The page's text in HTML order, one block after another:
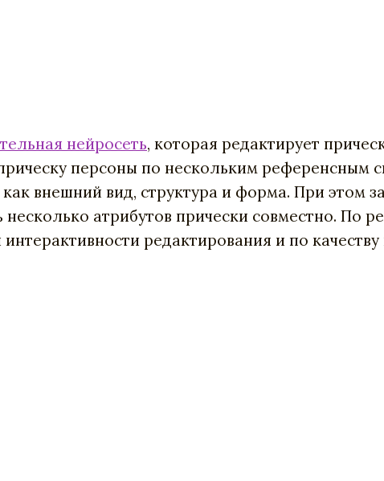
нейросеть, которая редактирует
персоны по нескольким референсным
внешний вид, структура и форма. При этом
атрибутов прически совместно. По
редактирования и по